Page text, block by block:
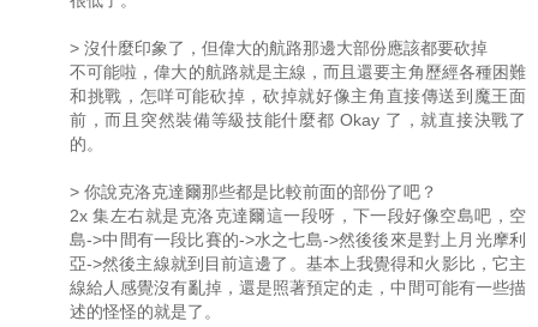
> 沒什麼印象了，但偉大的航路那邊大部份應該都要砍掉
不可能啦，偉大的航路就是主線，而且還要主角歷經各種困難
和挑戰，怎咩可能砍掉，砍掉就好像主角直接傳送到魔王面
前，而且突然裝備等級技能什麼都 Okay 了，就直接決戰了
的。
> 你說克洛克達爾那些都是比較前面的部份了吧？
2x 集左右就是克洛克達爾這一段呀，下一段好像空島吧，空
島->中間有一段比賽的->水之七島->然後後來是對上月光摩利
亞->然後主線就到目前這邊了。基本上我覺得和火影比，它主
線給人感覺沒有亂掉，還是照著預定的走，中間可能有一些描
述的怪怪的就是了。